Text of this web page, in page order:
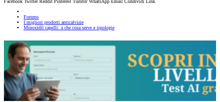
Facebook Twitter Reddit Pinterest Tumblr WhatsApp Email Condividi Link
Forums
I migliori prodotti anticalvizie
Minoxidil capelli: a che cosa serve e tipologie